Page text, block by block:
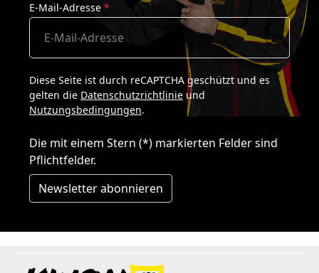
E-Mail-Adresse *
Diese Seite ist durch reCAPTCHA geschützt und es
gelten die Datenschutzrichtlinie und
Nutzungsbedingungen.
Die mit einem Stern (*) markierten Felder sind
Pflichtfelder.
Newsletter abonnieren